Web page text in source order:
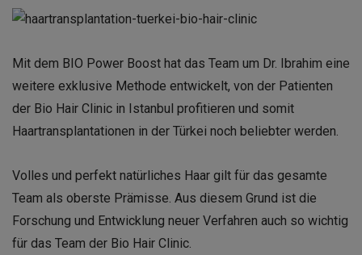
Mit dem BIO Power Boost hat das Team um Dr. Ibrahim eine
weitere exklusive Methode entwickelt, von der Patienten
der Bio Hair Clinic in Istanbul profitieren und somit
Haartransplantationen in der Türkei noch beliebter werden.
Volles und perfekt natürliches Haar gilt für das gesamte
Team als oberste Prämisse. Aus diesem Grund ist die
Forschung und Entwicklung neuer Verfahren auch so wichtig
für das Team der Bio Hair Clinic.